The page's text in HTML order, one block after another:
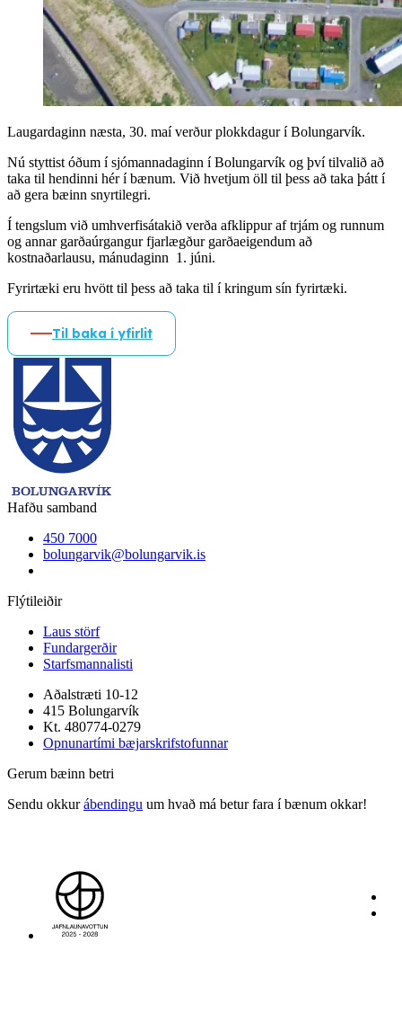
Laugardaginn næsta, 30. maí verður plokkdagur í Bolungarvík.
Nú styttist óðum í sjómannadaginn í Bolungarvík og því tilvalið að
taka til hendinni hér í bænum. Við hvetjum öll til þess að taka þátt í
að gera bæinn snyrtilegri.
Í tengslum við umhverfisátakið verða afklippur af trjám og runnum
og annar garðaúrgangur fjarlægður garðaeigendum að
kostnaðarlausu, mánudaginn 1. júni.
Fyrirtæki eru hvött til þess að taka til í kringum sín fyrirtæki.
Til baka í yfirlit
Hafðu samband
450 7000
bolungarvik@bolungarvik.is
Flýtileiðir
Laus störf
Fundargerðir
Starfsmannalisti
Aðalstræti 10-12
415 Bolungarvík
Kt. 480774-0279
Opnunartími bæjarskrifstofunnar
Gerum bæinn betri
Sendu okkurábendingu um hvað má betur fara í bænum okkar!